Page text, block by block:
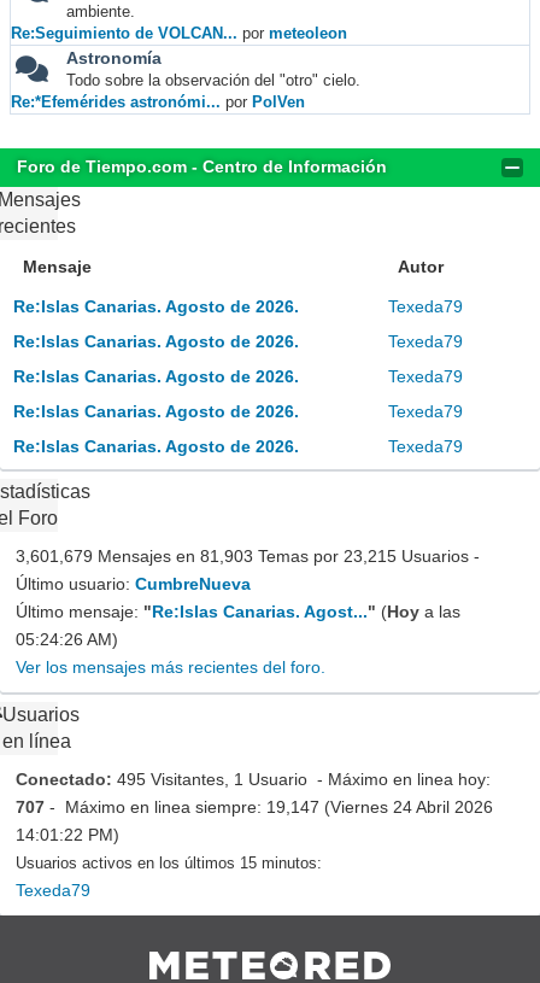
ambiente.
Re:Seguimiento de VOLCAN... por meteoleon
Astronomía
Todo sobre la observación del "otro" cielo.
Re:*Efemérides astronómi... por PolVen
Foro de Tiempo.com - Centro de Información
Mensaje Autor
Re:Islas Canarias. Agosto de 2026.
Texeda79
Re:Islas Canarias. Agosto de 2026.
Texeda79
Re:Islas Canarias. Agosto de 2026.
Texeda79
Re:Islas Canarias. Agosto de 2026.
Texeda79
Re:Islas Canarias. Agosto de 2026.
Texeda79
Foro
3,601,679 Mensajes en 81,903 Temas por 23,215 Usuarios -
Último usuario: CumbreNueva
Último mensaje: "Re:Islas Canarias. Agost..." (Hoy a las
05:24:26 AM)
Ver los mensajes más recientes del foro.
Usuarios
en línea
Conectado: 495 Visitantes, 1 Usuario - Máximo en linea hoy:
707 - Máximo en linea siempre: 19,147 (Viernes 24 Abril 2026
14:01:22 PM)
Usuarios activos en los últimos 15 minutos:
Texeda79